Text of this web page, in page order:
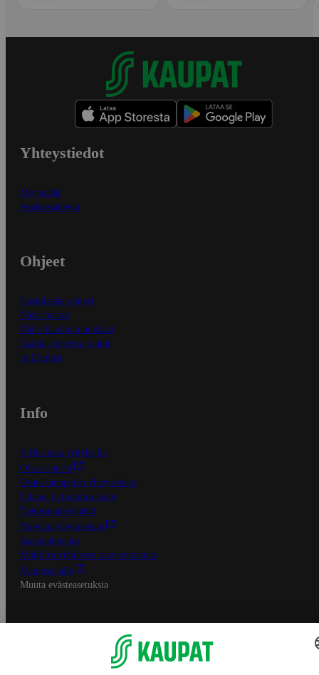
Yhteystiedot
Myymälät
Asiakaspalvelu
Ohjeet
Ensitilaajan ohjeet
Näin maksat
Näin tilaat ja muokkaat
Kaikki ohjeet ja vinkit
In English
Info
S-Business yrityksille
Oiva-raportit
Osuuskauppojen yhteystiedot
Tilaus- ja toimitusehdot
Tietosuojakäytäntö
Palvelun käyttöehdot
Saavutettavuus
Mobiilisovelluksen saavutettavuus
Mainostajalle
Muuta evästeasetuksia
S-ryhmän palvelut